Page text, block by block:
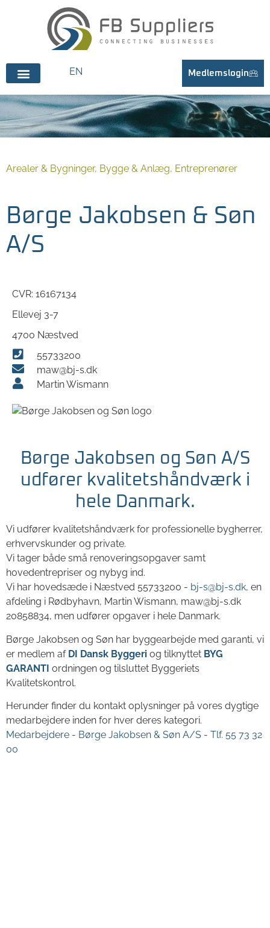
EN Medlemslogin
Arealer & Bygninger, Bygge & Anlæg, Entreprenører
Børge Jakobsen & Søn
A/S
CVR: 16167134
Ellevej 3-7
4700 Næstved
55733200
maw@bj-s.dk
Martin Wismann
Børge Jakobsen og Søn A/S
udfører kvalitetshåndværk i
hele Danmark.
Vi udfører kvalitetshåndværk for professionelle bygherrer,
erhvervskunder og private.
Vi tager både små renoveringsopgaver samt
hovedentrepriser og nybyg ind.
Vi har hovedsæde i Næstved 55733200 - bj-s@bj-s.dk, en
afdeling i Rødbyhavn, Martin Wismann, maw@bj-s.dk
20858834, men udfører opgaver i hele Danmark.
Børge Jakobsen og Søn har byggearbejde med garanti, vi
er medlem af DI Dansk Byggeri og tilknyttet BYG
GARANTI ordningen og tilsluttet Byggeriets
Kvalitetskontrol.
Herunder finder du kontakt oplysninger på vores dygtige
medarbejdere inden for hver deres kategori.
Medarbejdere - Børge Jakobsen & Søn A/S - Tlf. 55 73 32
00